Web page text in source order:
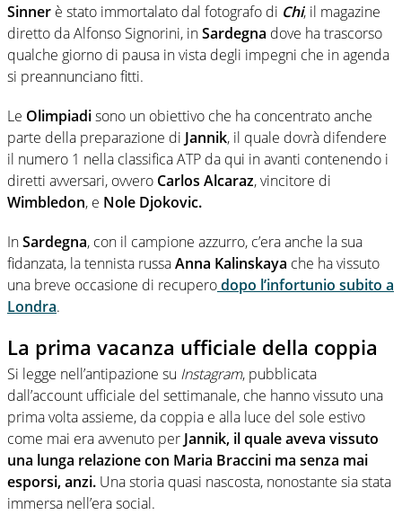
Sinner è stato immortalato dal fotografo di Chi, il magazine
diretto da Alfonso Signorini, inSardegna dove ha trascorso
qualche giorno di pausa in vista degli impegni che in agenda
si preannunciano fitti.
Le Olimpiadisono un obiettivo che ha concentrato anche
parte della preparazione di Jannik, il quale dovrà difendere
il numero 1 nella classifica ATP da qui in avanti contenendo i
diretti avversari, ovvero Carlos Alcaraz, vincitore di
Wimbledon, e Nole Djokovic.
InSardegna, con il campione azzurro, c’era anche la sua
fidanzata, la tennista russaAnna Kalinskaya che ha vissuto
una breve occasione di recuperodopo l’infortunio subito a
Londra.
La prima vacanza ufficiale della coppia
Si legge nell’antipazione su Instagram, pubblicata
dall’account ufficiale del settimanale, che hanno vissuto una
prima volta assieme, da coppia e alla luce del sole estivo
come mai era avvenuto per Jannik, il quale aveva vissuto
una lunga relazione con Maria Braccini ma senza mai
esporsi, anzi. Una storia quasi nascosta, nonostante sia stata
immersa nell’era social.